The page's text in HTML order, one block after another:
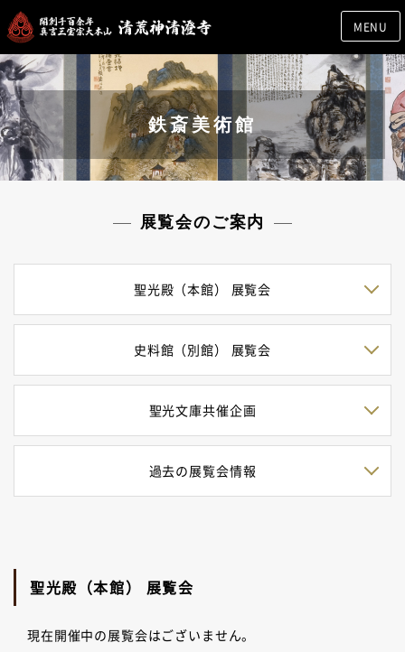
MENU
鉄斎美術館
展覧会のご案内
聖光殿（本館） 展覧会
史料館（別館） 展覧会
聖光文庫共催企画
過去の展覧会情報
聖光殿（本館） 展覧会
現在開催中の展覧会はございません。